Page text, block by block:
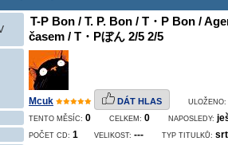
T-P Bon / T. P. Bon / T・P Bon /
časem / T・Pぼん 2/5 2/5
Mcuk DÁT HLAS ULOŽENO:
TENTO MĚSÍC: 0 CELKEM: 0 NAPOSLEDY:
POČET CD: 1 VELIKOST: --- TYP TITULKŮ: srt